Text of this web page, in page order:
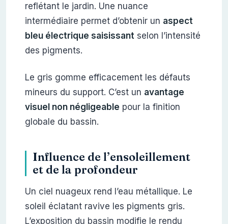
reflétant le jardin. Une nuance
intermédiaire permet d’obtenir un aspect
bleu électrique saisissant selon l’intensité
des pigments.
Le gris gomme efficacement les défauts
mineurs du support. C’est un avantage
visuel non négligeable pour la finition
globale du bassin.
Influence de l’ensoleillement
et de la profondeur
Un ciel nuageux rend l’eau métallique. Le
soleil éclatant ravive les pigments gris.
L’exposition du bassin modifie le rendu